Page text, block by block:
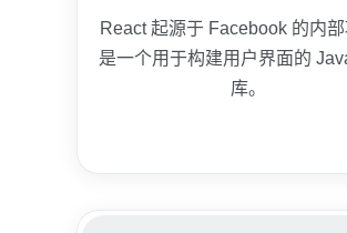
React 起源于 Facebook 的内部
是一个用于构建用户界面的
库。